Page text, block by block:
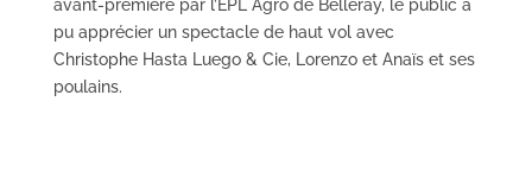
avant-première par l’EPL Agro de Belleray, le public a
pu apprécier un spectacle de haut vol avec
Christophe Hasta Luego & Cie, Lorenzo et Anaïs et ses
poulains.